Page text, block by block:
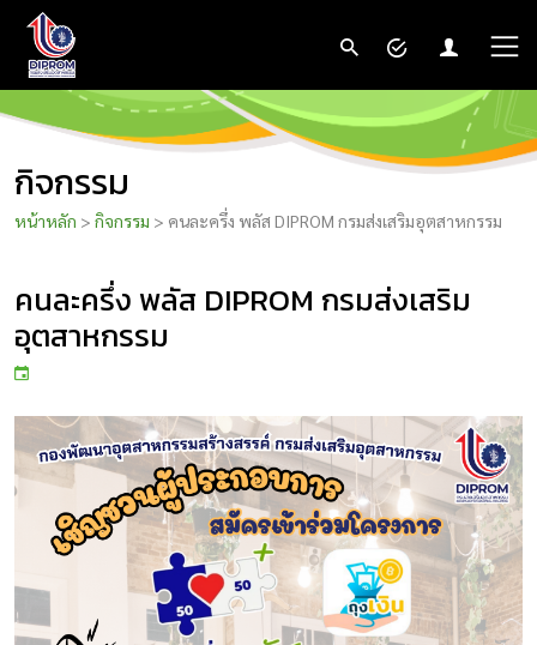
กิจกรรม
หน้าหลัก > กิจกรรม > คนละครึ่ง พลัส DIPROM กรมส่งเสริมอุตสาหกรรม
คนละครึ่ง พลัส DIPROM กรมส่งเสริม
อุตสาหกรรม